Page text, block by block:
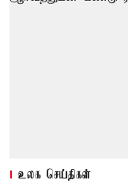
உலக செய்திகள்